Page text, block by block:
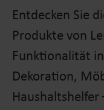
Entdecken Sie
Produkte von
Funktionalität
Dekoration,
Haushaltshelfer